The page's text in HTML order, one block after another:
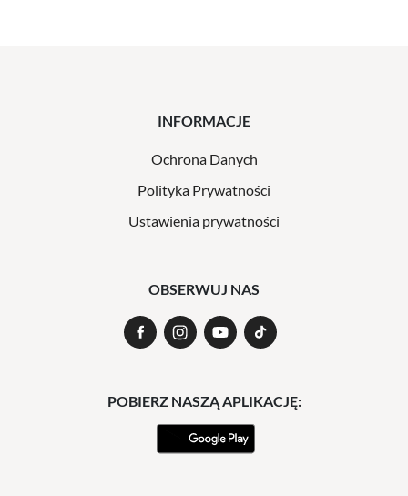
INFORMACJE
Ochrona Danych
Polityka Prywatności
Ustawienia prywatności
OBSERWUJ NAS
POBIERZ NASZĄ APLIKACJĘ: